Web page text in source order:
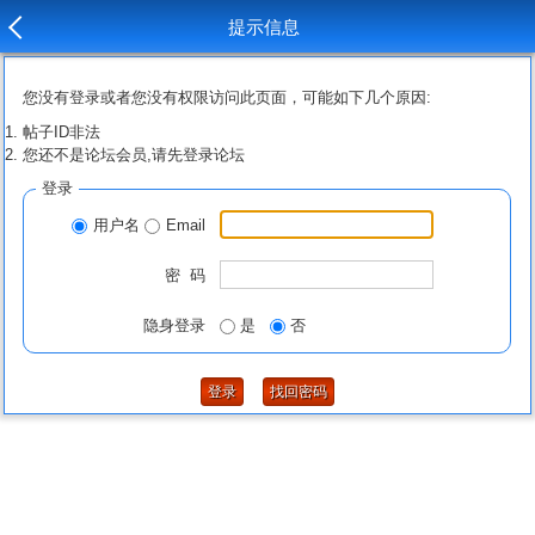
提示信息
您没有登录或者您没有权限访问此页面，可能如下几个原因:
帖子ID非法
您还不是论坛会员,请先登录论坛
登录
用户名 Email
密 码
隐身登录 是 否